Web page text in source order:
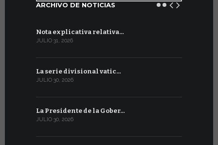
ARCHIVO DE NOTICIAS
Nota explicativa relativa…
JULIO 31, 2026
La serie divisional vatic…
JULIO 30, 2026
La Presidente de la Gober…
JULIO 30, 2026